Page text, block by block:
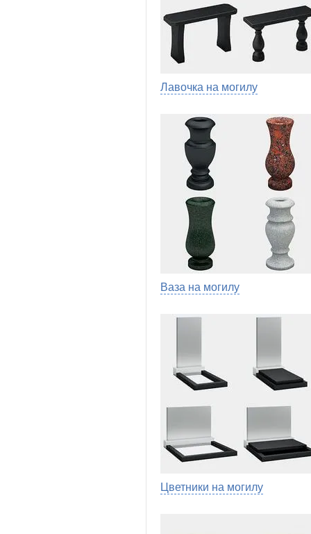
Лавочка на могилу
Ваза на могилу
Цветники на могилу